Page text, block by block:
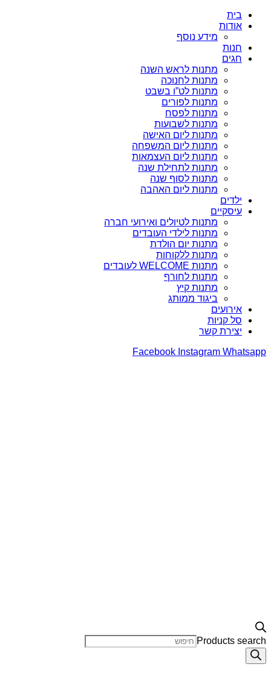
בית
אודות
מידע נוסף
חנות
חגים
מתנות לראש השנה
מתנות לחנוכה
מתנות לט”ו בשבט
מתנות לפורים
מתנות לפסח
מתנות לשבועות
מתנות ליום האישה
מתנות ליום המשפחה
מתנות ליום העצמאות
מתנות לתחילת שנה
מתנות לסוף שנה
מתנות ליום האהבה
ילדים
עיסקיים
מתנות לטיולים ואירועי חברה
מתנות לילדי העובדים
מתנות יום הולדת
מתנות ללקוחות
מתנות WELCOME לעובדים
מתנות לחורף
מתנות קיץ
ביגוד ממותג
אירועים
סל קניות
יצירת קשר
Facebook Instagram Whatsapp
Products search